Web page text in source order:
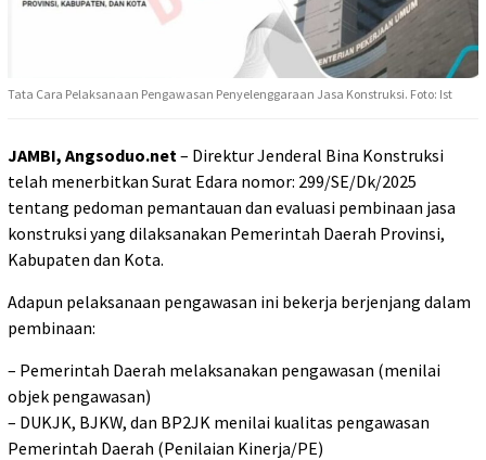
Tata Cara Pelaksanaan Pengawasan Penyelenggaraan Jasa Konstruksi. Foto: Ist
JAMBI, Angsoduo.net – Direktur Jenderal Bina Konstruksi
telah menerbitkan Surat Edara nomor: 299/SE/Dk/2025
tentang pedoman pemantauan dan evaluasi pembinaan jasa
konstruksi yang dilaksanakan Pemerintah Daerah Provinsi,
Kabupaten dan Kota.
Adapun pelaksanaan pengawasan ini bekerja berjenjang dalam
pembinaan:
– Pemerintah Daerah melaksanakan pengawasan (menilai
objek pengawasan)
– DUKJK, BJKW, dan BP2JK menilai kualitas pengawasan
Pemerintah Daerah (Penilaian Kinerja/PE)